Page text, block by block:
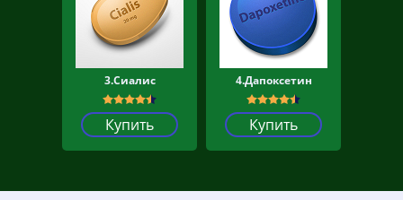
3.Сиалис
Купить
4.Дапоксетин
Купить